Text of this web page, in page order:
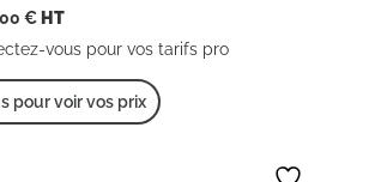
€HT
vous pour vos tarifs pro
pour voir vos prix